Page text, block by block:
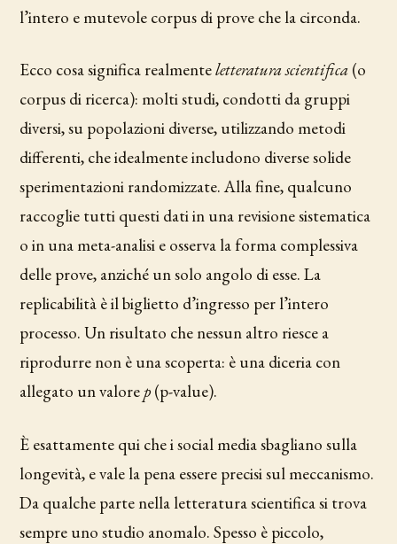
l’intero e mutevole corpus di prove che la circonda.
Ecco cosa significa realmenteletteratura scientifica (o
corpus di ricerca): molti studi, condotti da gruppi
diversi, su popolazioni diverse, utilizzando metodi
differenti, che idealmente includono diverse solide
sperimentazioni randomizzate. Alla fine, qualcuno
raccoglie tutti questi dati in una revisione sistematica
o in una meta-analisi e osserva la forma complessiva
delle prove, anziché un solo angolo di esse. La
replicabilità è il biglietto d’ingresso per l’intero
processo. Un risultato che nessun altro riesce a
riprodurre non è una scoperta: è una diceria con
allegato un valorep(p-value).
È esattamente qui che i social media sbagliano sulla
longevità, e vale la pena essere precisi sul meccanismo.
Da qualche parte nella letteratura scientifica si trova
sempre uno studio anomalo. Spesso è piccolo,